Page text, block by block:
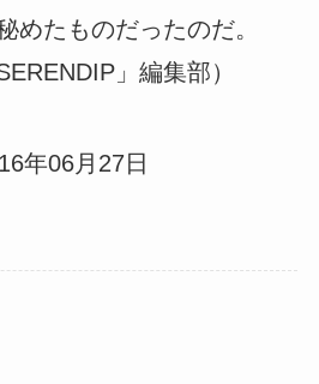
めたものだったのだ。
」編集部）
年06月27日